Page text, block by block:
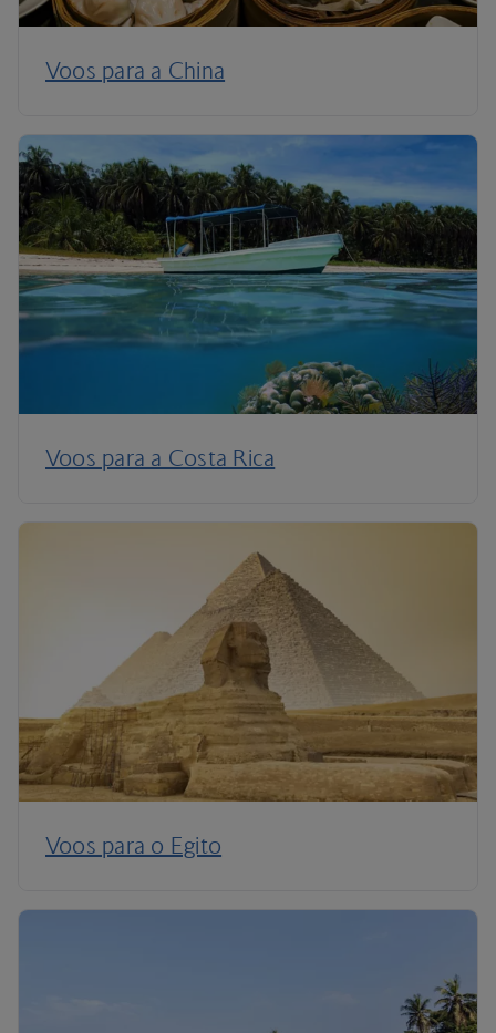
Voos para a China
Voos para a Costa Rica
Voos para o Egito